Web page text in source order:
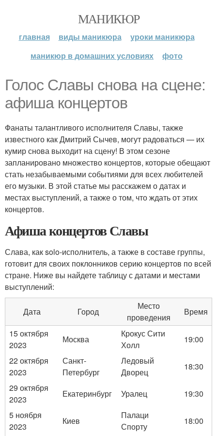
МАНИКЮР
главная виды маникюра
уроки маникюра
маникюр в домашних условиях
фото
Голос Славы снова на сцене:
афиша концертов
Фанаты талантливого исполнителя Славы, также
известного как Дмитрий Сычев, могут радоваться — их
кумир снова выходит на сцену! В этом сезоне
запланировано множество концертов, которые обещают
стать незабываемыми событиями для всех любителей
его музыки. В этой статье мы расскажем о датах и
местах выступлений, а также о том, что ждать от этих
концертов.
Афиша концертов Славы
Слава, как solo-исполнитель, а также в составе группы,
готовит для своих поклонников серию концертов по всей
стране. Ниже вы найдете таблицу с датами и местами
выступлений:
Дата Город
Место
проведения
Время
15 октября
2023
Москва
Крокус Сити
Холл
19:00
22 октября
2023
Санкт-
Петербург
Ледовый
Дворец
18:30
29 октября
2023
Екатеринбург Уралец
19:30
5 ноября
2023
Киев
Палаци
Спорту
18:00